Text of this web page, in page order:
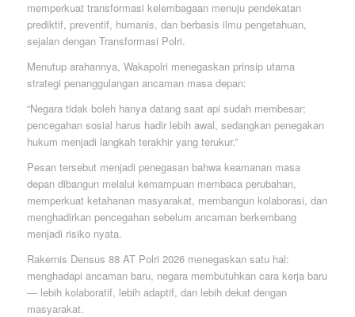
memperkuat transformasi kelembagaan menuju pendekatan
prediktif, preventif, humanis, dan berbasis ilmu pengetahuan,
sejalan dengan Transformasi Polri.
Menutup arahannya, Wakapolri menegaskan prinsip utama
strategi penanggulangan ancaman masa depan:
“Negara tidak boleh hanya datang saat api sudah membesar;
pencegahan sosial harus hadir lebih awal, sedangkan penegakan
hukum menjadi langkah terakhir yang terukur.”
Pesan tersebut menjadi penegasan bahwa keamanan masa
depan dibangun melalui kemampuan membaca perubahan,
memperkuat ketahanan masyarakat, membangun kolaborasi, dan
menghadirkan pencegahan sebelum ancaman berkembang
menjadi risiko nyata.
Rakernis Densus 88 AT Polri 2026 menegaskan satu hal:
menghadapi ancaman baru, negara membutuhkan cara kerja baru
— lebih kolaboratif, lebih adaptif, dan lebih dekat dengan
masyarakat.